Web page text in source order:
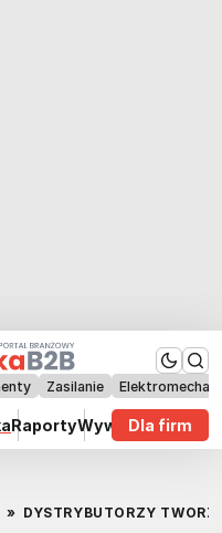
Zasilanie
RaportyWywiadyDla firm
» DYSTRYBUTORZY